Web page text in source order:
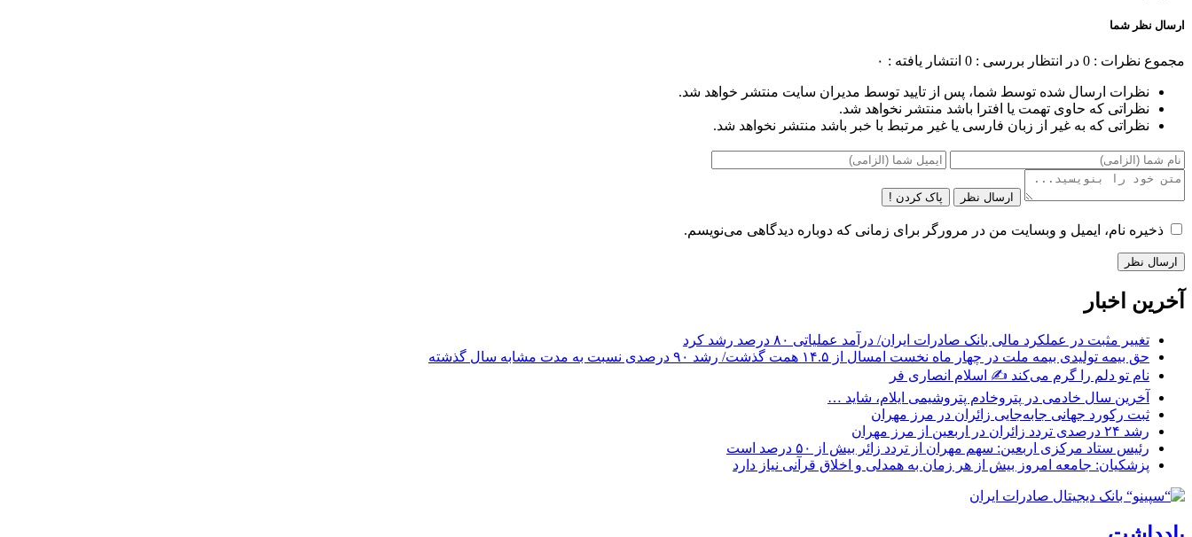
ارسال نظر شما
مجموع نظرات : 0 در انتظار بررسی : 0 انتشار یافته : ۰
نظرات ارسال شده توسط شما، پس از تایید توسط مدیران سایت منتشر خواهد شد.
نظراتی که حاوی تهمت یا افترا باشد منتشر نخواهد شد.
نظراتی که به غیر از زبان فارسی یا غیر مرتبط با خبر باشد منتشر نخواهد شد.
ارسال نظر پاک کردن !
ذخیره نام، ایمیل و وبسایت من در مرورگر برای زمانی که دوباره دیدگاهی می‌نویسم.
آخرین اخبار
تغییر مثبت در عملکرد مالی بانک صادرات ایران/ درآمد عملیاتی ۸۰ درصد رشد کرد
حق بیمه تولیدی بیمه ملت در چهار ماه نخست امسال از ۱۴.۵ همت گذشت/ رشد ۹۰ درصدی نسبت به مدت مشابه سال گذشته
نام تو دلم را گرم می‌کند ✍️ اسلام انصاری فر
آخرین سال خادمی در پتروخادم پتروشیمی ایلام، شاید …
ثبت رکورد جهانی جابه‌جایی زائران در مرز مهران
رشد ۲۴ درصدی تردد زائران در اربعین از مرز مهران
رئیس ستاد مرکزی اربعین: سهم مهران از تردد زائر بیش از ۵۰ درصد است
پزشکیان: جامعه امروز بیش از هر زمان به همدلی و اخلاق قرآنی نیاز دارد